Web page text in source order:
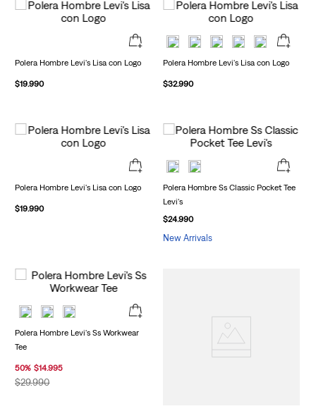
Polera Hombre Levi's Lisa con Logo
$19.990
Polera Hombre Levi's Lisa con Logo
$32.990
Polera Hombre Levi's Lisa con Logo
$19.990
Polera Hombre Ss Classic Pocket Tee
Levi's
$24.990
New Arrivals
Polera Hombre Levi's Ss Workwear
Tee
50% $14.995
$29.990